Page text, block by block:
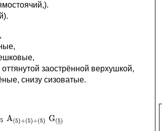
оттянутой заострённой верхушкой,
снизу сизоватые.